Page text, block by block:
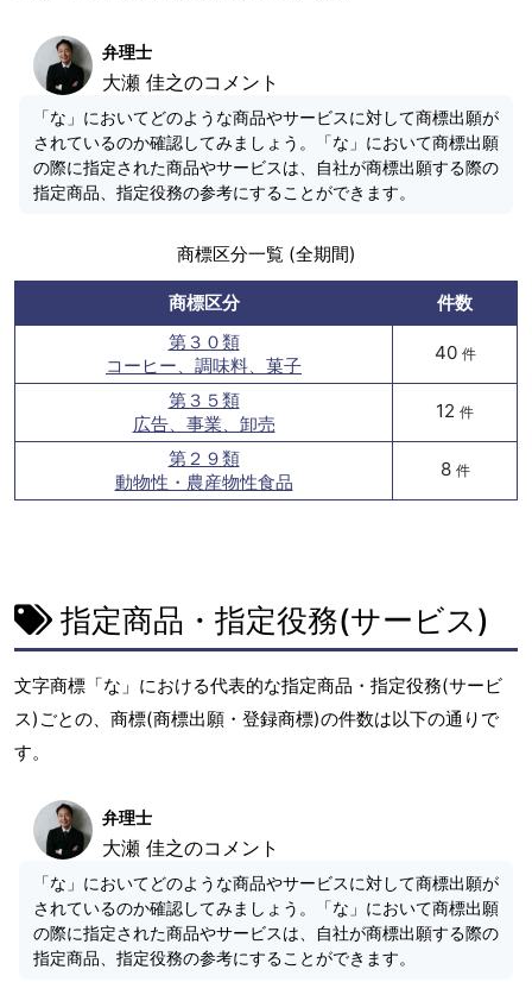
弁理士
大瀬 佳之のコメント
「な」においてどのような商品やサービスに対して商標出願が
されているのか確認してみましょう。「な」において商標出願
の際に指定された商品やサービスは、自社が商標出願する際の
指定商品、指定役務の参考にすることができます。
商標区分一覧 (全期間)
商標区分
件数
第３０類
コーヒー、調味料、菓子
40 件
第３５類
広告、事業、卸売
12 件
第２９類
動物性・農産物性食品
8 件
指定商品・指定役務(サービス)
文字商標「な」における代表的な指定商品・指定役務(サービ
ス)ごとの、商標(商標出願・登録商標)の件数は以下の通りで
す。
弁理士
大瀬 佳之のコメント
「な」においてどのような商品やサービスに対して商標出願が
されているのか確認してみましょう。「な」において商標出願
の際に指定された商品やサービスは、自社が商標出願する際の
指定商品、指定役務の参考にすることができます。